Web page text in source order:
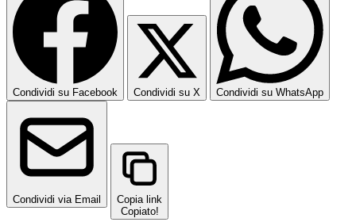
Condividi su Facebook Condividi su X Condividi su WhatsApp
Condividi via Email
Copia link
Copiato!